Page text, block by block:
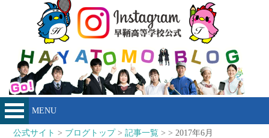
MENU
公式サイト > ブログトップ>記事一覧 > > 2017年6月